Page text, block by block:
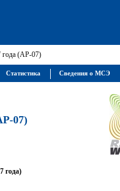
года (АР-07)
07)
года)
Статистика Сведения о МСЭ